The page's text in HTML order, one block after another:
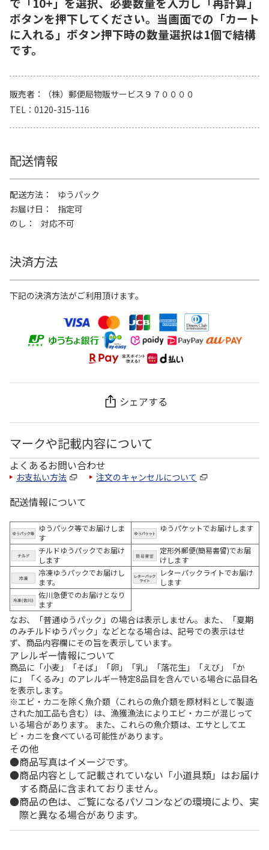
ボタンを押下してください。当画面での「カート
に入れる」ボタン押下時の数量選択は1個で結構
です。
販売者
（株）郵便局物販サービス９７００００
TEL
0120-315-116
配送情報
配送方法
ゆうパック
お届け日
指定可
のし
対応不可
決済方法
下記の決済方法がご利用頂けます。
シェアする
マークや記載内容について
よくあるお問い合わせ
お支払い方法 注文のキャンセルについて
配送情報について
ゆうパック等でお届けしま
す
ゆうパケットでお届けします
チルドゆうパックでお届け
します
定形外郵便(簡易書留)でお届
けします
冷凍ゆうパックでお届けし
ます。
レターパックライトでお届け
します
佐川急便でのお届けとなり
ます
なお、「普通ゆうパック」の場合は表示しません。また、「夏期
のみチルドゆうパック」などとなる場合は、記号での表示はせ
ず、商品内容欄にその旨を表示しています。
アレルギー情報について
商品に「小麦」「そば」「卵」「乳」「落花生」「えび」「か
に」「くるみ」のアレルギー特定8品目を含んでいる場合に品目名
を表示します。
※エビ・カニを除く魚介類（これらの魚介類を原材料として製造
された加工品も含む）は、漁獲漁法によりエビ・カニが混じって
いる場合があります。 また、これらの魚介類は、エサとしてエ
ビ・カニを食べている可能性があります。
その他
商品写真はイメージです。
商品内容として記載されていない「小道具類」はお届け
する商品に含まれておりません。
商品の色は、ご覧になるパソコンなどの環境により、実
際と異なる場合があります。